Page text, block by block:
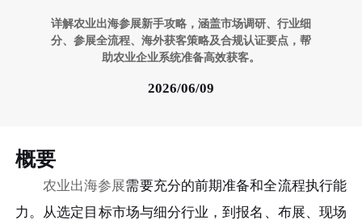
详解农业出海参展新手攻略，涵盖市场调研、行业细
分、参展全流程、海外获客策略及合规认证要点，帮
助农业企业系统准备高效获客。
2026/06/09
概要
农业出海参展需要充分的前期准备和全流程执行能
力。从选定目标市场与细分行业，到报名、布展、现场